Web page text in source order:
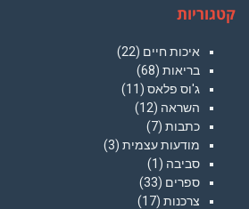
קטגוריות
איכות חיים (22)
בריאות (68)
ג'וס פלאס (11)
השראה (12)
כתבות (7)
מודעות עצמית (3)
סביבה (1)
ספרים (33)
צרכנות (17)